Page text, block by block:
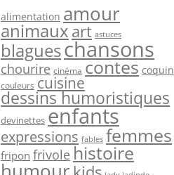
alimentation amour
animauxart astuces
blagueschansons
chourire cinéma contes coquin
couleurs cuisine
dessins humoristiques
devinettes enfants
expressions fables femmes
fripon frivole histoire